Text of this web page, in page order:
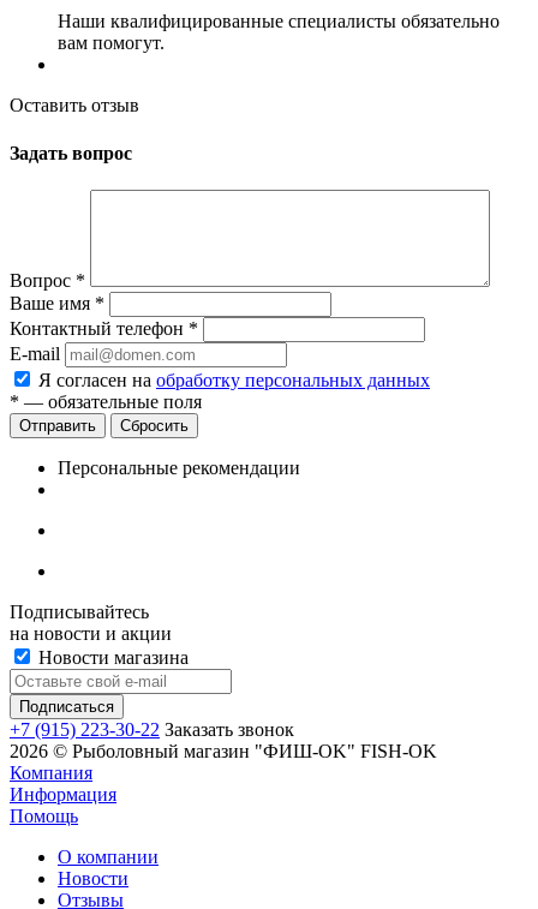
Наши квалифицированные специалисты обязательно
вам помогут.
Оставить отзыв
Задать вопрос
Вопрос *
Ваше имя *
Контактный телефон *
E-mail
Я согласен на обработку персональных данных
* — обязательные поля
Сбросить
Персональные рекомендации
Подписывайтесь
на новости и акции
Новости магазина
+7 (915) 223-30-22 Заказать звонок
2026 © Рыболовный магазин "ФИШ-OK" FISH-OK
Компания
Информация
Помощь
О компании
Новости
Отзывы